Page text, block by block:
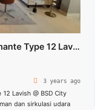
Dijual Rumah Cluster Enchante Type 12 Lavish at BSD City
3 years ago
Lavish @ BSD City
dan sirkulasi udara